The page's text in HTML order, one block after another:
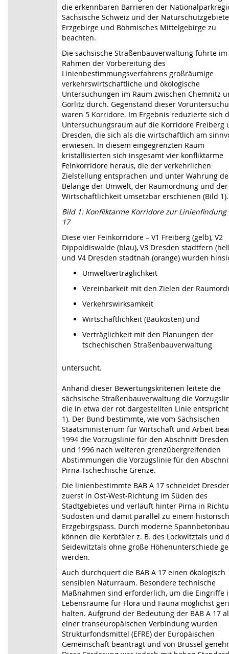
die erkennbaren Barrieren der
Sächsische Schweiz und der Naturschutzgebiete
Erzgebirge und Böhmisches Mittelgebirge zu
beachten.
Die sächsische Straßenbauverwaltung führte im
Rahmen der Vorbereitung des
Linienbestimmungsverfahrens großräumige
verkehrswirtschaftliche und ökologische
Untersuchungen im Raum zwischen Chemnitz
Görlitz durch. Gegenstand dieser
waren 5 Korridore. Im Ergebnis reduzierte sich
Untersuchungsraum auf die Korridore Freiberg
Dresden, die sich als die wirtschaftlich am
erwiesen. In diesem eingegrenzten Raum
kristallisierten sich insgesamt vier konfliktarme
Feinkorridore heraus, die der verkehrlichen
Zielstellung entsprachen und unter Wahrung
Belange der Umwelt, der Raumordnung und der
Wirtschaftlichkeit umsetzbar erschienen (Bild 1).
Bild 1: Konfliktarme Korridore zur Linienfindung
17
Diese vier Feinkorridore – V1 Freiberg (gelb), V2
Dippoldiswalde (blau), V3 Dresden stadtfern
und V4 Dresden stadtnah (orange) wurden
Umweltverträglichkeit
Vereinbarkeit mit den Zielen der
Verkehrswirksamkeit
Wirtschaftlichkeit (Baukosten) und
Verträglichkeit mit den Planungen der
tschechischen Straßenbauverwaltung
untersucht.
Anhand dieser Bewertungskriterien leitete die
sächsische Straßenbauverwaltung die
die in etwa der rot dargestellten Linie
1). Der Bund bestimmte, wie vom Sächsischen
Staatsministerium für Wirtschaft und Arbeit
1994 die Vorzugslinie für den Abschnitt
und 1996 nach weiteren grenzübergreifenden
Abstimmungen die Vorzugslinie für den
Pirna-Tschechische Grenze.
Die linienbestimmte BAB A 17 schneidet
zuerst in Ost-West-Richtung im Süden des
Stadtgebietes und verläuft hinter Pirna in
Südosten und damit parallel zu einem
Erzgebirgspass. Durch moderne
können die Kerbtäler z. B. des Lockwitztals und
Seidewitztals ohne große Höhenunterschiede
werden.
Auch durchquert die BAB A 17 einen ökologisch
sensiblen Naturraum. Besondere technische
Maßnahmen sind erforderlich, um die Eingriffe
Lebensräume für Flora und Fauna möglichst
halten. Aufgrund der Bedeutung der BAB A 17
einer transeuropäischen Verbindung wurden
Strukturfondsmittel (EFRE) der Europäischen
Gemeinschaft beantragt und von Brüssel